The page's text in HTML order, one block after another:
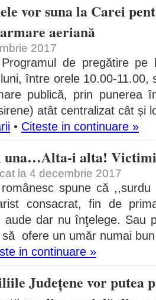
vor suna la Carei
aeriană
2017
de pregătire
între orele 10.00-11.00,
publică, prin punerea
atât centralizat cât și
• Citeste in continuare »
una…Alta-i alta!
la 4 decembrie 2017
spune că
consacrat, fin de
aude dar nu înţelege.
ofere un umăr numai
in continuare »
Județene vor putea